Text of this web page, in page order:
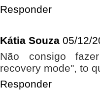
Responder
Kátia Souza 05/12/
Não consigo
recovery mode", to
Responder